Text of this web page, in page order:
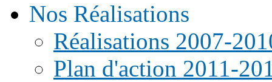
Nos Réalisations
Réalisations 2007-
Plan d'action 2011-